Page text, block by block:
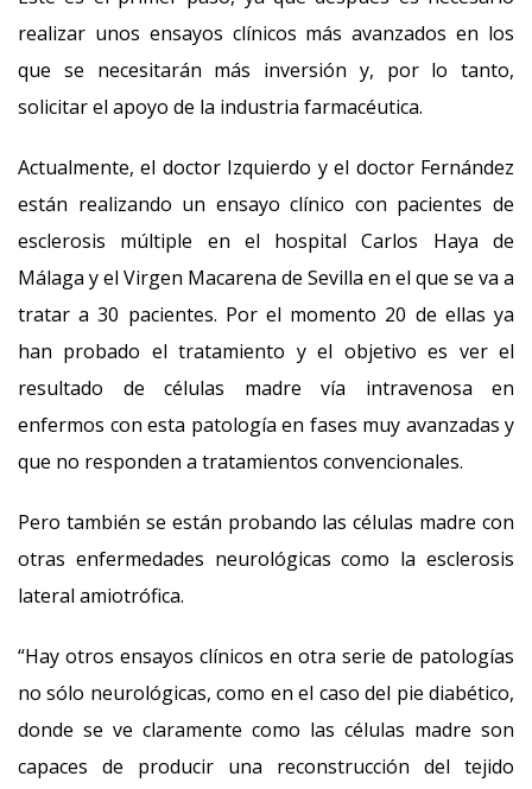
realizar unos ensayos clínicos más avanzados en los
que se necesitarán más inversión y, por lo tanto,
solicitar el apoyo de la industria farmacéutica.
Actualmente, el doctor Izquierdo y el doctor Fernández
están realizando un ensayo clínico con pacientes de
esclerosis múltiple en el hospital Carlos Haya de
Málaga y el Virgen Macarena de Sevilla en el que se va a
tratar a 30 pacientes. Por el momento 20 de ellas ya
han probado el tratamiento y el objetivo es ver el
resultado de células madre vía intravenosa en
enfermos con esta patología en fases muy avanzadas y
que no responden a tratamientos convencionales.
Pero también se están probando las células madre con
otras enfermedades neurológicas como la esclerosis
lateral amiotrófica.
“Hay otros ensayos clínicos en otra serie de patologías
no sólo neurológicas, como en el caso del pie diabético,
donde se ve claramente como las células madre son
capaces de producir una reconstrucción del tejido